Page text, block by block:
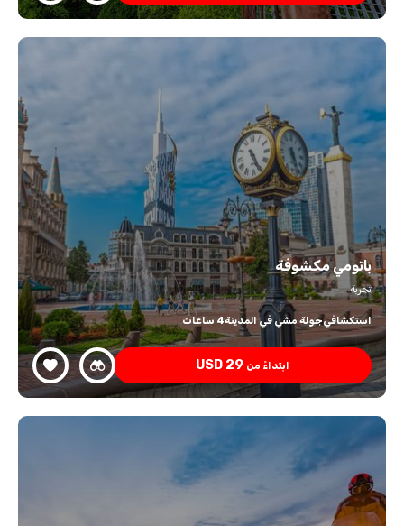
باتومي مكشوفة
تجربة
استكشافيجولة مشي في المدينة4 ساعات
ابتداءً من USD 29